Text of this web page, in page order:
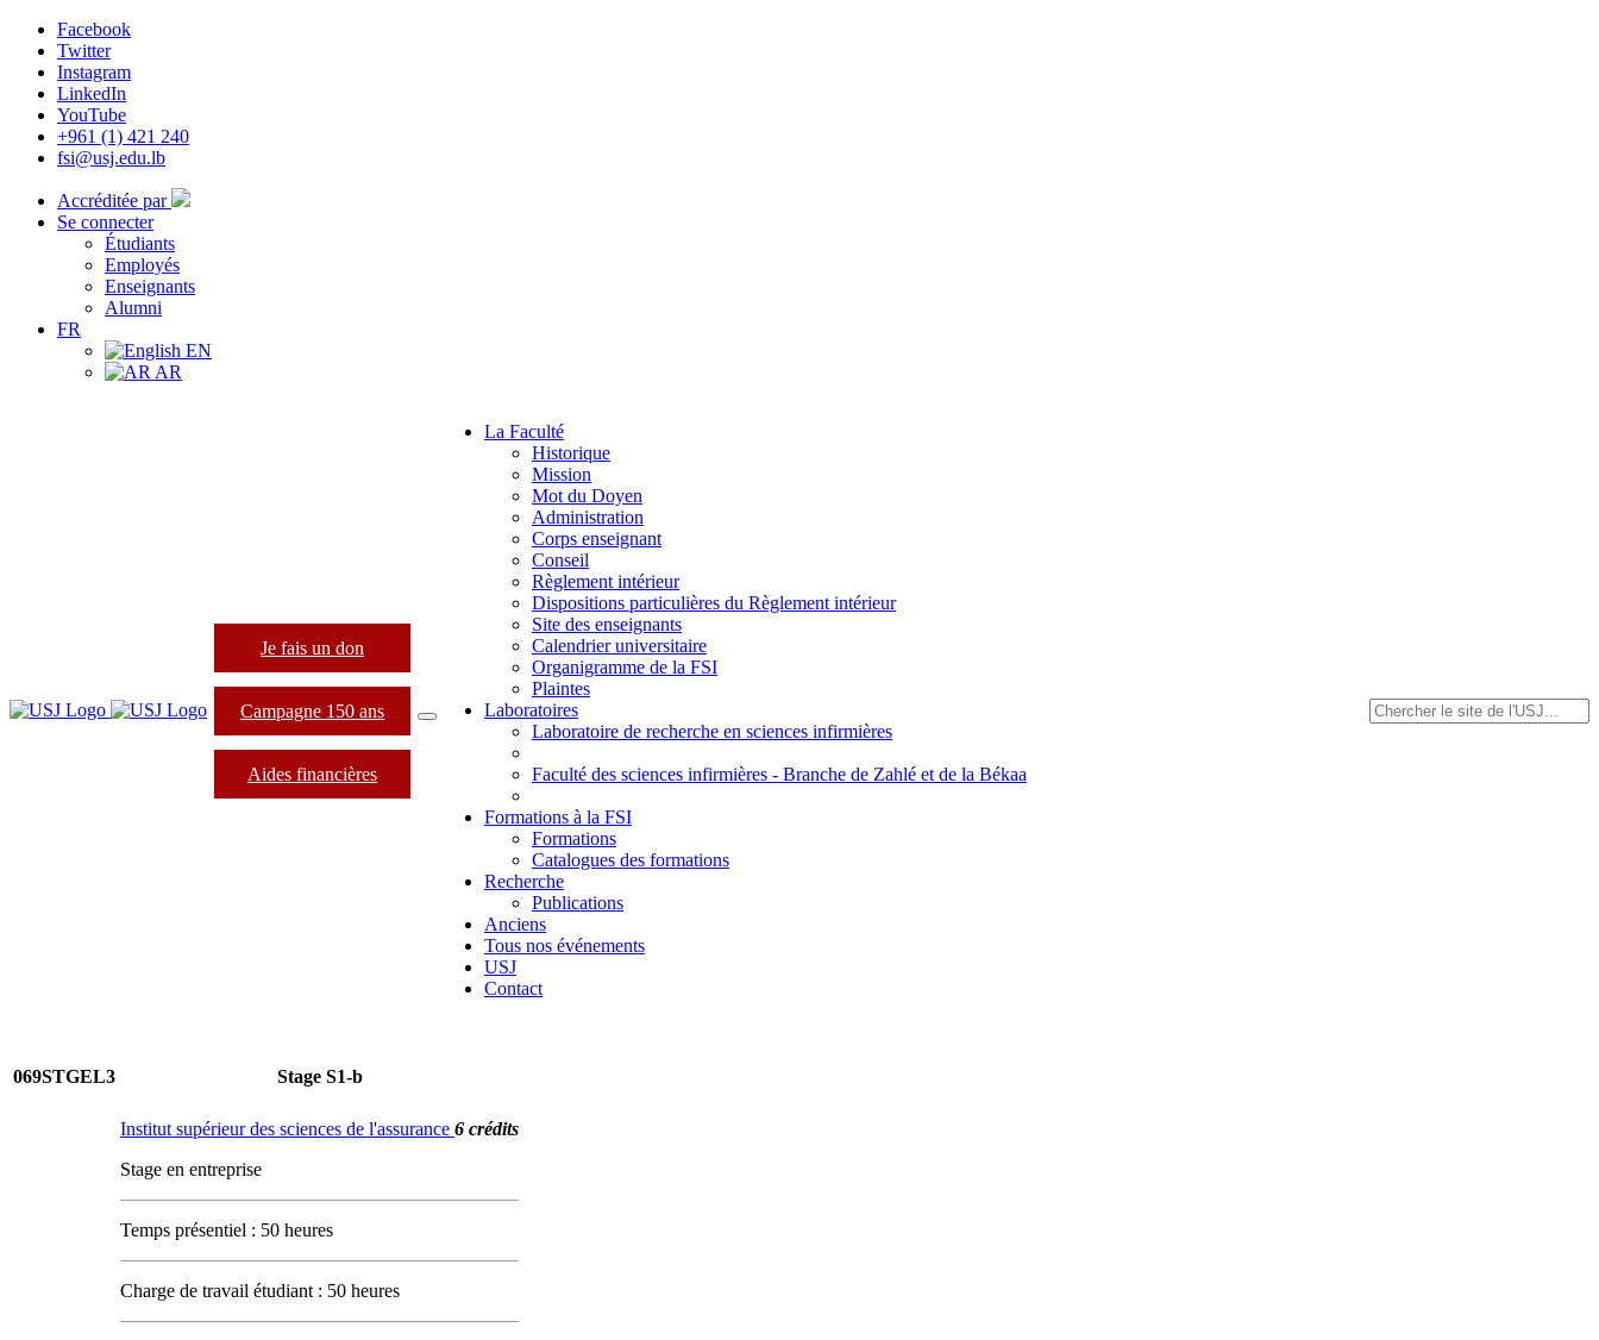
Facebook
Twitter
Instagram
LinkedIn
YouTube
+961 (1) 421 240
fsi@usj.edu.lb
Accréditée par
Se connecter
Étudiants
Employés
Enseignants
Alumni
FR
EN
AR
Je fais un don
Campagne 150 ans
Aides financières
La Faculté
Historique
Mission
Mot du Doyen
Administration
Corps enseignant
Conseil
Règlement intérieur
Dispositions particulières du Règlement intérieur
Site des enseignants
Calendrier universitaire
Organigramme de la FSI
Plaintes
Laboratoires
Laboratoire de recherche en sciences infirmières
Faculté des sciences infirmières - Branche de Zahlé et de la Békaa
Formations à la FSI
Formations
Catalogues des formations
Recherche
Publications
Anciens
Tous nos événements
USJ
Contact
069STGEL3 Stage S1-b
Institut supérieur des sciences de l'assurance 6 crédits
Stage en entreprise
Temps présentiel : 50 heures
Charge de travail étudiant : 50 heures